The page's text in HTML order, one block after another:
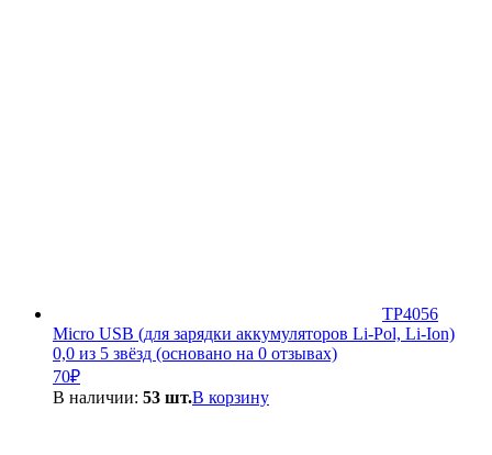
TP4056
Micro USB (для зарядки аккумуляторов Li-Pol, Li-Ion)
0,0 из 5 звёзд (основано на 0 отзывах)
70₽
В наличии: 53 шт.В корзину